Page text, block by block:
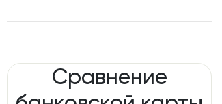
Сравнение